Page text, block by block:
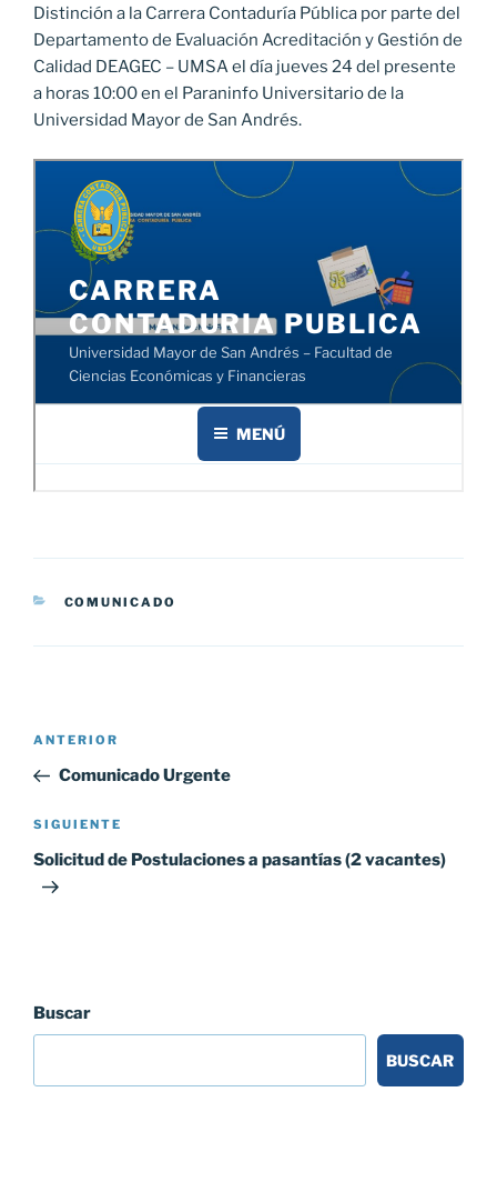
Distinción a la Carrera Contaduría Pública por parte del
Departamento de Evaluación Acreditación y Gestión de
Calidad DEAGEC – UMSA el día jueves 24 del presente
a horas 10:00 en el Paraninfo Universitario de la
Universidad Mayor de San Andrés.
CATEGORÍAS
COMUNICADO
Navegación
entradas
Entrada
anterior:
ANTERIOR
Comunicado Urgente
Siguiente
entrada
SIGUIENTE
Solicitud de Postulaciones a pasantías (2 vacantes)
Buscar
BUSCAR